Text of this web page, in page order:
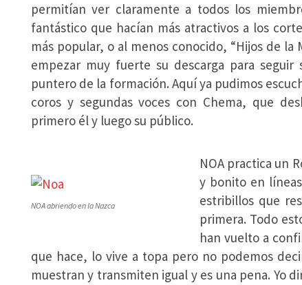
permitían ver claramente a todos los
fantástico que hacían más atractivos a los
más popular, o al menos conocido, “Hijos de
empezar muy fuerte su descarga para
puntero de la formación. Aquí ya pudimos
coros y segundas voces con Chema, que
primero él y luego su público.
NOA abriendo en la Nazca
NOA practica un
y bonito en
estribillos que
primera. Todo
han vuelto a
que hace, lo vive a topa pero no podemos
muestran y transmiten igual y es una pena. Yo